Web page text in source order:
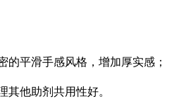
的平滑手感风格，增加厚实感；
其他助剂共用性好。